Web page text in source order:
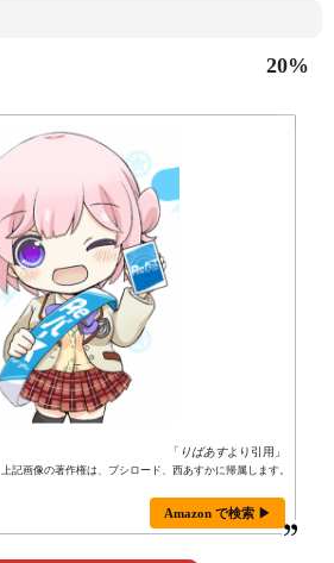
20%
「 りばあすより引用」
上記画像の著作権は、ブシロード、西あすかに帰属します。
Amazon で検索 ▶